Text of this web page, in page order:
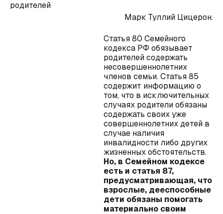
Марк Туллий Цицерон.
Статья 80 Семейного
кодекса РФ обязывает
родителей содержать
несовершеннолетних
членов семьи. Статья 85
содержит информацию о
том, что в исключительных
случаях родители обязаны
содержать своих уже
совершеннолетних детей в
случае наличия
инвалидности либо других
жизненных обстоятельств.
Но, в Семейном кодексе
есть и статья 87,
предусматривающая, что
взрослые, дееспособные
дети обязаны помогать
материально своим